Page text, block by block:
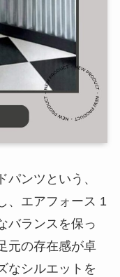
ンツという、
、エアフォース 1
バランスを保っ
元の存在感が卓
なシルエットを